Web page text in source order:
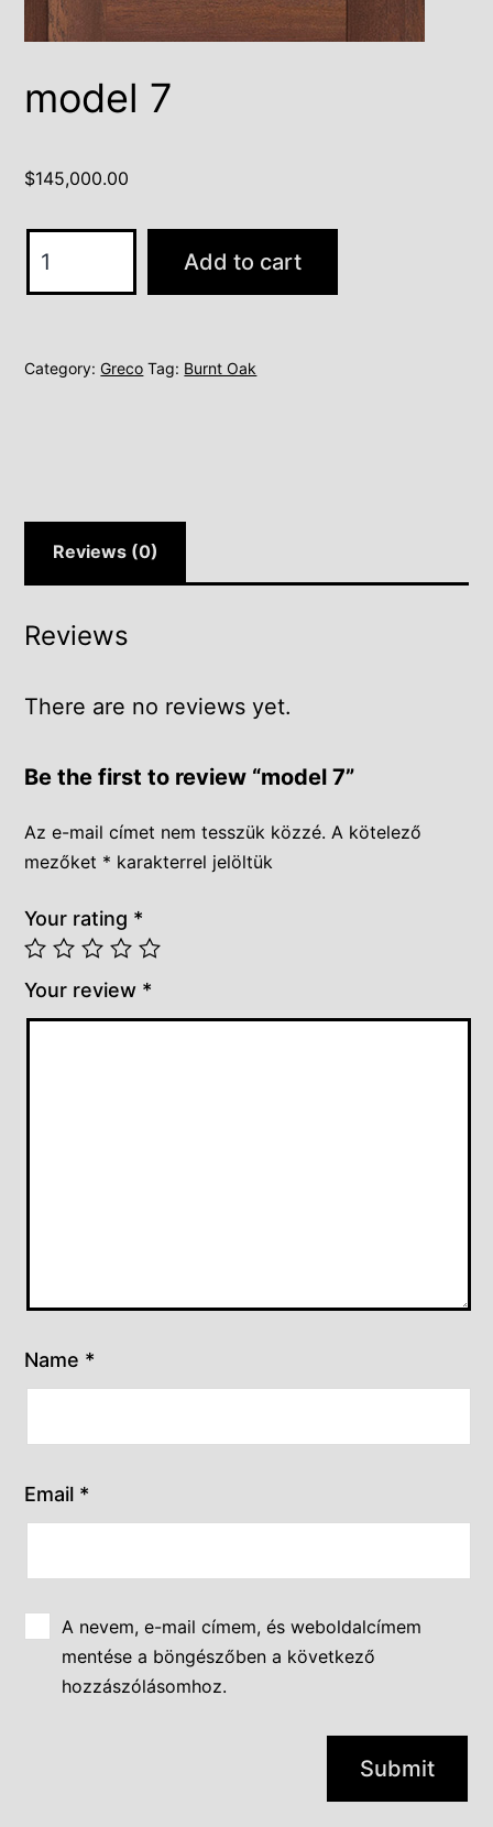
model 7
$145,000.00
Add to cart
Category:Greco Tag: Burnt Oak
Reviews (0)
Reviews
There are no reviews yet.
Be the first to review “model 7”
Az e-mail címet nem tesszük közzé. A kötelező
mezőket * karakterrel jelöltük
Your rating *
Your review *
Name *
Email *
A nevem, e-mail címem, és weboldalcímem
mentése a böngészőben a következő
hozzászólásomhoz.